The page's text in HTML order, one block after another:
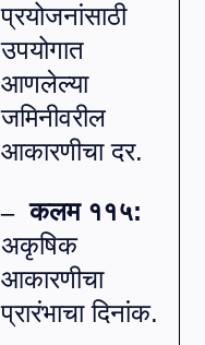
प्रयोजनांसाठी
उपयोगात
आणलेल्या
जमिनीवरील
आकारणीचा दर.
– कलम ११५:
अकृषिक
आकारणीचा
प्रारंभाचा दिनांक.